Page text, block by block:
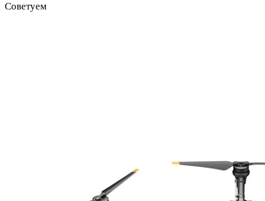
Советуем